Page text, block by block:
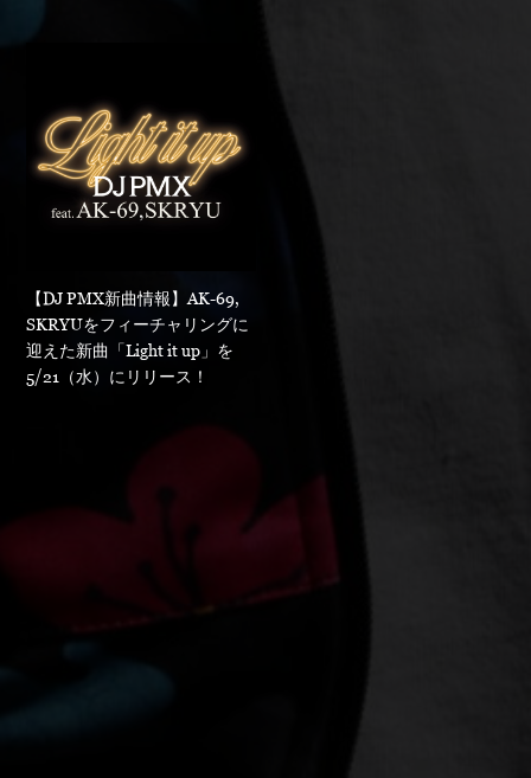
【DJ PMX新曲情報】AK-69,
SKRYUをフィーチャリングに
迎えた新曲「Light it up」を
5/21（水）にリリース！